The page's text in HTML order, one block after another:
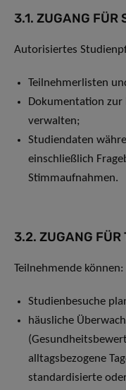
3.1. ZUGANG FÜR
Autorisiertes
Teilnehmerlisten
Dokumentation
verwalten;
Studiendaten
einschließlich
Stimmaufnahmen.
3.2. ZUGANG FÜR
Teilnehmende können:
Studienbesuche
häusliche
alltagsbezogene
standardisierte